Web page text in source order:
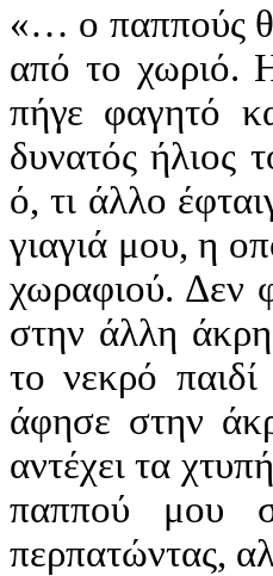
«… ο παππούς
από το χωριό. Η
πήγε φαγητό
δυνατός ήλιος
ό, τι άλλο
γιαγιά μου, η
χωραφιού. Δεν
στην άλλη
το νεκρό
άφησε στην
αντέχει τα
παππού μου
περπατώντας,